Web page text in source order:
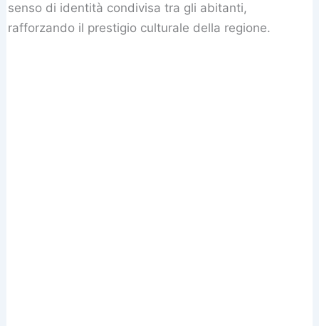
senso di identità condivisa tra gli abitanti,
rafforzando il prestigio culturale della regione.